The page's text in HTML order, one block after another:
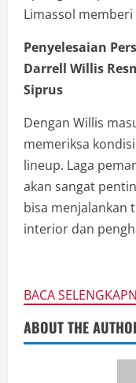
Limassol
Penyelesaian
Darrell Willis
Siprus
Dengan Willis
memeriksa
lineup. Laga
akan sangat
bisa menjalankan
interior dan
BACA
ABOUT THE